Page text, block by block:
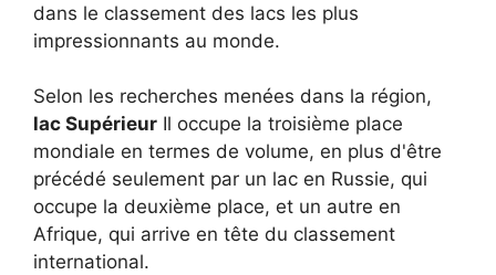
dans le classement des lacs les plus
impressionnants au monde.
Selon les recherches menées dans la région,
lac Supérieur Il occupe la troisième place
mondiale en termes de volume, en plus d'être
précédé seulement par un lac en Russie, qui
occupe la deuxième place, et un autre en
Afrique, qui arrive en tête du classement
international.